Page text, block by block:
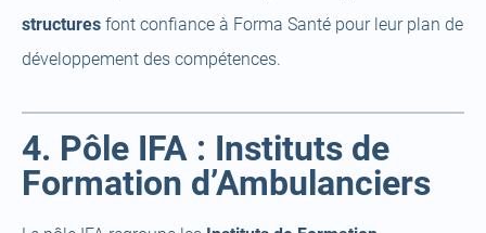
structures font confiance à Forma Santé pour leur plan de
développement des compétences.
4. Pôle IFA : Instituts de
Formation d’Ambulanciers